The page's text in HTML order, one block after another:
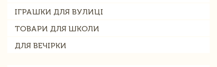
ІГРАШКИ ДЛЯ ВУЛИЦІ
ТОВАРИ ДЛЯ ШКОЛИ
ДЛЯ ВЕЧІРКИ